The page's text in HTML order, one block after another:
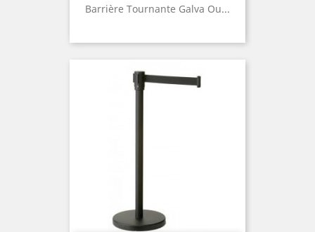
Barrière Tournante Galva Ou...